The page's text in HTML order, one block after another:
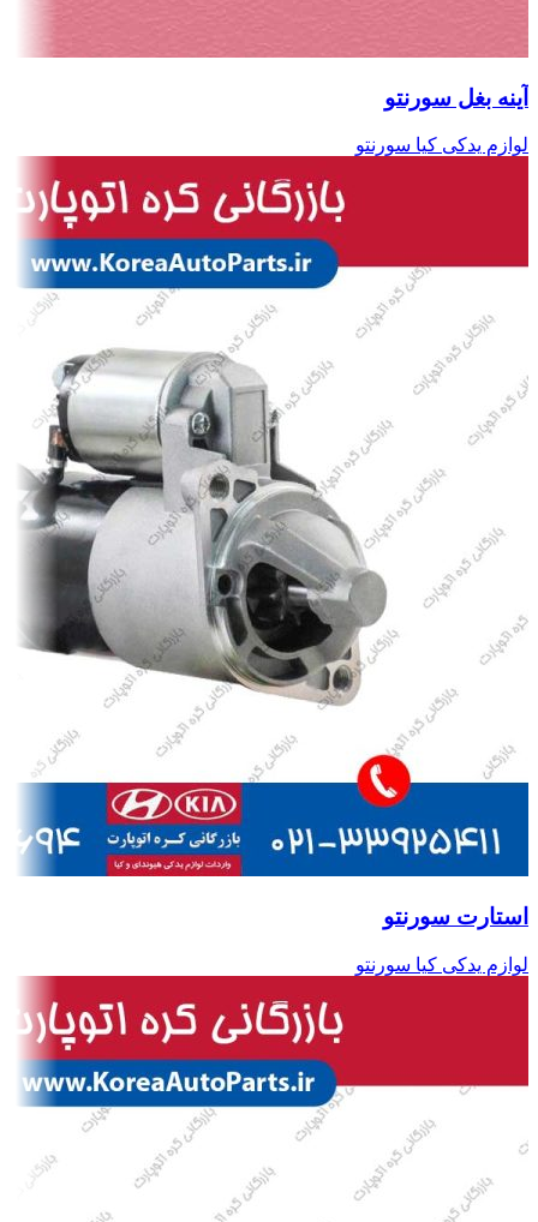
آینه بغل سورنتو
لوازم یدکی کیا سورنتو
استارت سورنتو
لوازم یدکی کیا سورنتو